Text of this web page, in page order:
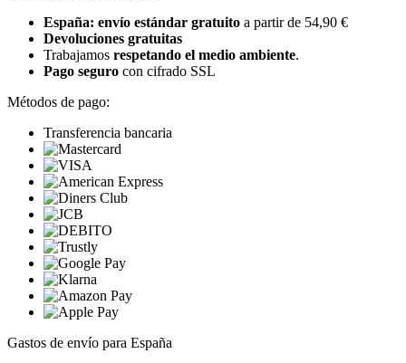
España: envío estándar gratuito a partir de 54,90 €
Devoluciones gratuitas
Trabajamos respetando el medio ambiente.
Pago seguro con cifrado SSL
Métodos de pago:
Transferencia bancaria
Gastos de envío para España